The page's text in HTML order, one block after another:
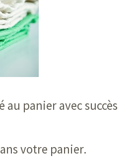
au panier avec succès
votre panier.